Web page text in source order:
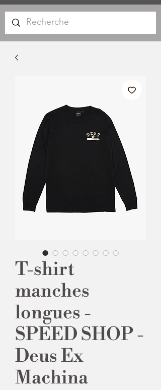
T-shirt
manches
longues -
SPEED SHOP -
Deus Ex
Machina